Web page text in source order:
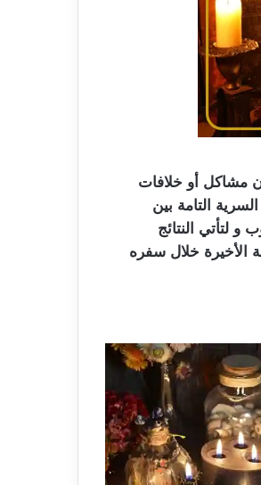
مشاكل أو خلافات
التامة بين
لتأتي النتائج
الأخيرة خلال سفره